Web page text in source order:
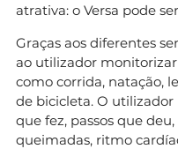
atrativa: o Versa pode
Graças aos diferentes
ao utilizador
como corrida, natação,
de bicicleta. O utilizador
que fez, passos que
queimadas, ritmo